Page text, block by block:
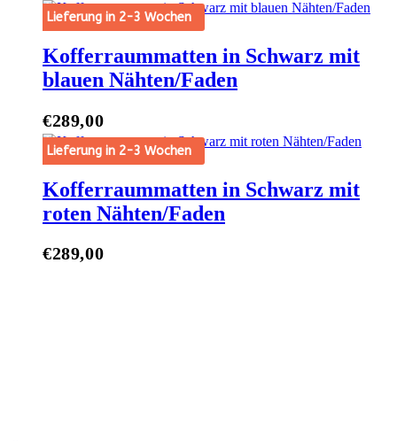
der
werden
Lieferung in 2-3 Wochen
Kofferraummatten in Schwarz mit
blauen Nähten/Faden
€289,00
Lieferung in 2-3 Wochen
Kofferraummatten in Schwarz mit
roten Nähten/Faden
€289,00